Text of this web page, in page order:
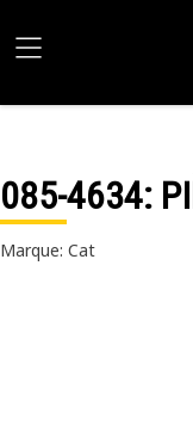
085-4634:
Marque: Cat